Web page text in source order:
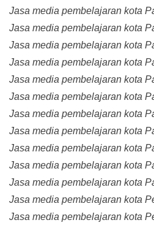
Jasa media pembelajaran kota
Jasa media pembelajaran kota
Jasa media pembelajaran kota
Jasa media pembelajaran kota
Jasa media pembelajaran kota
Jasa media pembelajaran kota
Jasa media pembelajaran kota
Jasa media pembelajaran kota
Jasa media pembelajaran kota
Jasa media pembelajaran kota
Jasa media pembelajaran kota
Jasa media pembelajaran kota
Jasa media pembelajaran kota